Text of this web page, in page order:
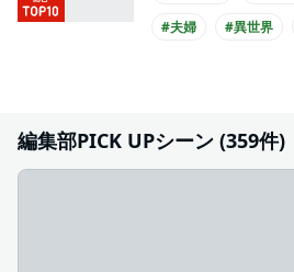
#夫婦
#異世界
#コ
編集部PICK UPシーン (359件)